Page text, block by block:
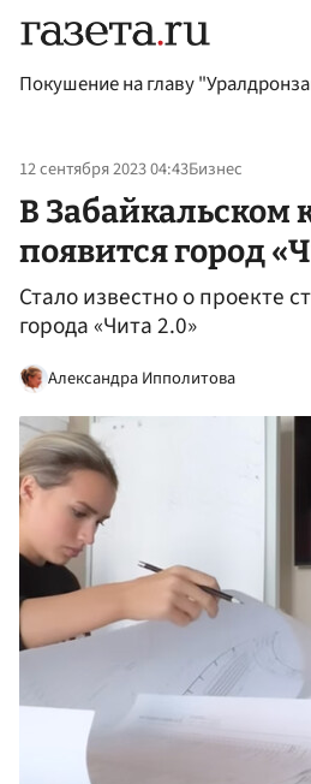
Покушение на главу
12 сентября 2023 04:43Бизнес
В Забайкальском
появится город
Стало известно о проекте
города «Чита 2.0»
Александра Ипполитова